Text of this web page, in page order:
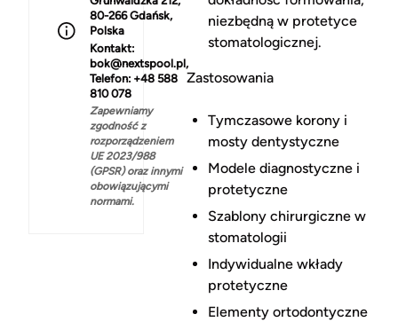
80-266 Gdańsk,
Polska
Kontakt:
bok@nextspool.pl,
Telefon: +48 588
810 078
Zapewniamy
zgodność z
rozporządzeniem
UE 2023/988
(GPSR) oraz innymi
obowiązującymi
normami.
niezbędną w protetyce
stomatologicznej.
Zastosowania
Tymczasowe korony i
mosty dentystyczne
Modele diagnostyczne i
protetyczne
Szablony chirurgiczne w
stomatologii
Indywidualne wkłady
protetyczne
Elementy ortodontyczne